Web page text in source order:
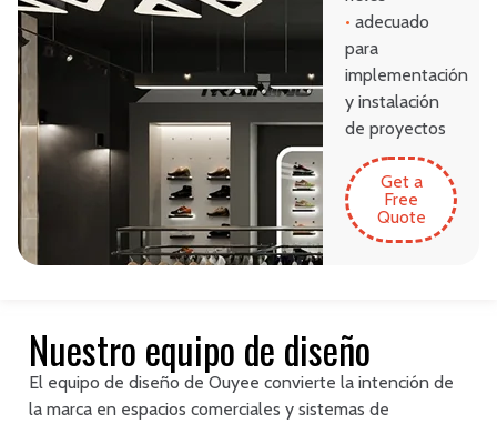
• adecuado
para
implementación
y instalación
de proyectos
Get a
Free
Quote
Nuestro equipo de diseño
El equipo de diseño de Ouyee convierte la intención de
la marca en espacios comerciales y sistemas de